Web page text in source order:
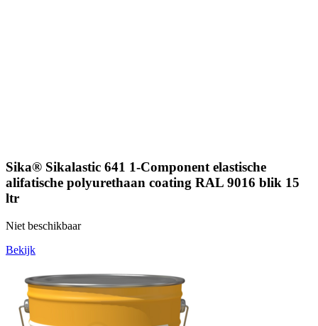
Sika® Sikalastic 641 1-Component elastische
alifatische polyurethaan coating RAL 9016 blik 15
ltr
Niet beschikbaar
Bekijk